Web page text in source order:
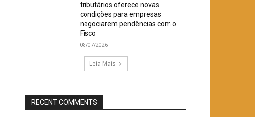
tributários oferece novas
condições para empresas
negociarem pendências com o
Fisco
08/07/2026
Leia Mais
RECENT COMMENTS